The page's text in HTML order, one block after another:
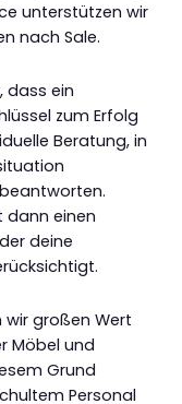
unterstützen wir
nach Sale.
dass ein
zum Erfolg
Beratung, in
dann einen
deine
wir großen Wert
Möbel und
Grund
Personal